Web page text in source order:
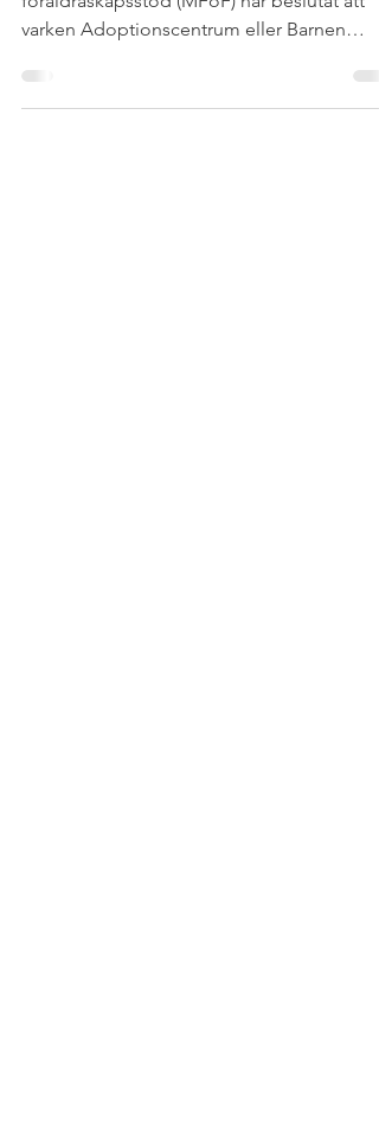
Myndigheten för familjerätt och
varken Adoptionscentrum eller Barnen
Framför Allt-Adoptioner (BFA) får fortsätta